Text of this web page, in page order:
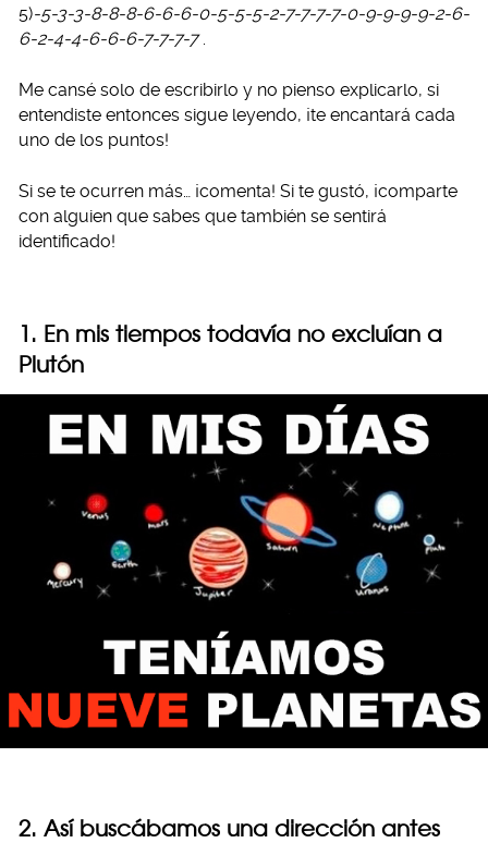
5)-5-3-3-8-8-8-6-6-6-0-5-5-5-2-7-7-7-7-0-9-9-9-9-2-6-
6-2-4-4-6-6-6-7-7-7-7 .
Me cansé solo de escribirlo y no pienso explicarlo, si
entendiste entonces sigue leyendo, ¡te encantará cada
uno de los puntos!
Si se te ocurren más… ¡comenta! Si te gustó, ¡comparte
con alguien que sabes que también se sentirá
identificado!
1. En mis tiempos todavía no excluían a
Plutón
2. Así buscábamos una dirección antes